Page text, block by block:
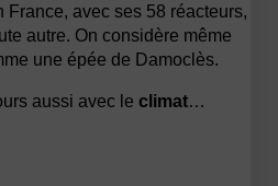
France, avec ses 58 réacteurs,
autre. On considère même
une épée de Damoclès.
aussi avec le climat…